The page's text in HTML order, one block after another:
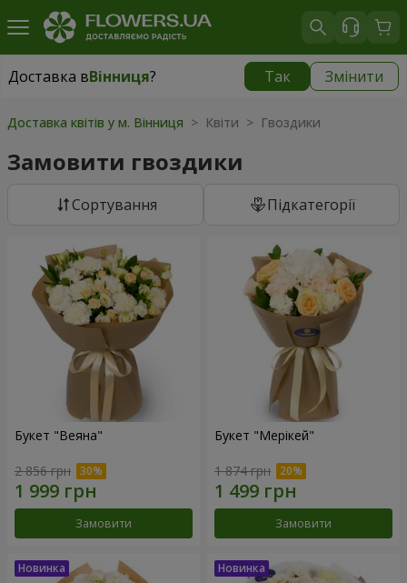
Доставка вВінниця? Так Змінити
Доставка вВінниця|
Доставка квітів у м. Вінниця > Квіти > Гвоздики
Замовити гвоздики
Сортування Підкатегорії
Букет "Веяна"
2 856 грн
Замовити
Букет "Мерікей"
1 874 грн
Замовити